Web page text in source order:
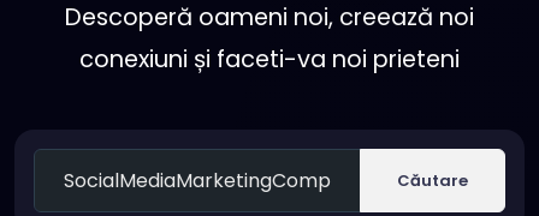
Descoperă oameni noi, creează noi
conexiuni și faceti-va noi prieteni
Căutare